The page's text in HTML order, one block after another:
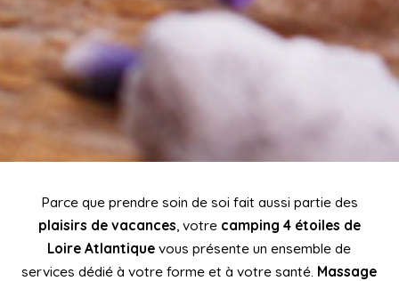
Parce que prendre soin de soi fait aussi partie des
plaisirs de vacances , votre camping 4 étoiles de
Loire Atlantique vous présente un ensemble de
services dédié à votre forme et à votre santé. Massage